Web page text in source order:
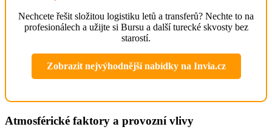
Nechcete řešit složitou logistiku letů a transferů? Nechte to na
profesionálech a užijte si Bursu a další turecké skvosty bez
starostí.
Zobrazit nejvýhodnější nabídky na Invia.cz
Atmosférické faktory a provozní vlivy